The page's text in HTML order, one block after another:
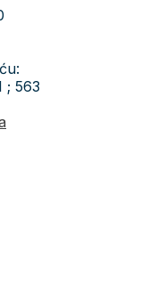
; 563